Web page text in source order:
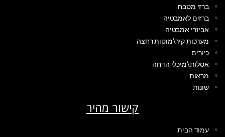
ברזי מטבח
ברזים לאמבטיה
אביזרי אמבטיה
מערכות קיר\מוטות רחצה
כיורים
אסלות\מיכלי הדחה
מראות
שונות
קישור מהיר
עמוד הבית